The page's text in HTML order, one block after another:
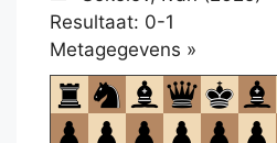
Resultaat: 0-1
Metagegevens »
om
te
openen.